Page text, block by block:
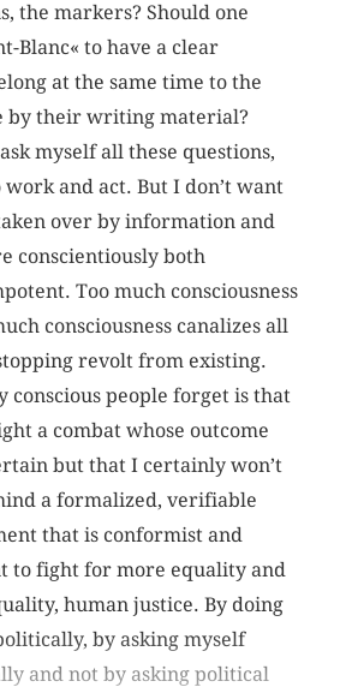
the markers? Should one
Blanc« to have a clear
at the same time to the
by their writing material?
myself all these questions,
and act. But I don’t want
over by information and
conscientiously both
Too much consciousness
consciousness canalizes all
revolt from existing.
conscious people forget is that
a combat whose outcome
but that I certainly won’t
a formalized, verifiable
that is conformist and
to fight for more equality and
human justice. By doing
by asking myself
and not by asking political